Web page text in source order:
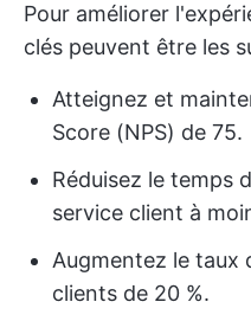
Pour améliorer
clés peuvent être les
Atteignez et
Score (NPS) de 75.
Réduisez le temps
service client à
Augmentez le taux
clients de 20 %.